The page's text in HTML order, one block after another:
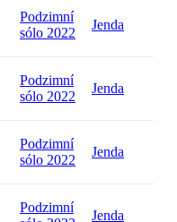
Podzimní
sólo 2022
Jenda
Podzimní
sólo 2022
Jenda
Podzimní
sólo 2022
Jenda
Podzimní
Jenda